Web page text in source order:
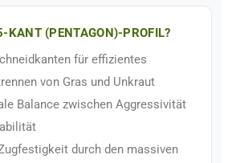
KANT (PENTAGON)-PROFIL?
für effizientes
von Gras und Unkraut
Balance zwischen Aggressivität
durch den massiven